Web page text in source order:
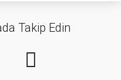
Takip Edin